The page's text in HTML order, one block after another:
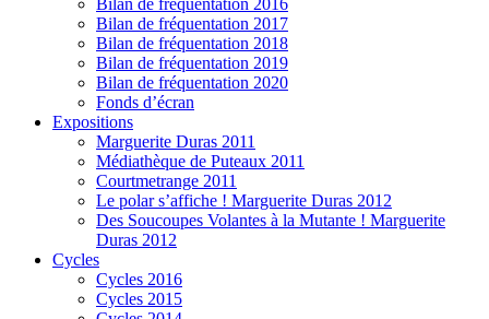
Bilan de fréquentation 2017
Bilan de fréquentation 2018
Bilan de fréquentation 2019
Bilan de fréquentation 2020
Fonds d’écran
Expositions
Marguerite Duras 2011
Médiathèque de Puteaux 2011
Courtmetrange 2011
Le polar s’affiche ! Marguerite Duras 2012
Des Soucoupes Volantes à la Mutante ! Marguerite
Duras 2012
Cycles
Cycles 2016
Cycles 2015